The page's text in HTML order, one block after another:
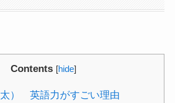
Contents [hide]
） 英語力がすごい理由